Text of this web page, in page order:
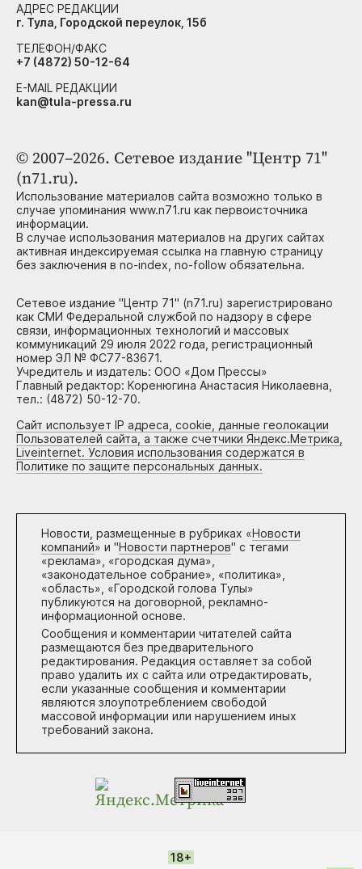
© 2007–2026. Сетевое издание "Центр 71"
(n71.ru).
Использование материалов сайта возможно только в
случае упоминания www.n71.ru как первоисточника
информации.
В случае использования материалов на других сайтах
активная индексируемая ссылка на главную страницу
без заключения в no-index, no-follow обязательна.
Сетевое издание "Центр 71" (n71.ru) зарегистрировано
как СМИ Федеральной службой по надзору в сфере
связи, информационных технологий и массовых
коммуникаций 29 июля 2022 года, регистрационный
номер ЭЛ № ФС77-83671.
Учредитель и издатель: ООО «Дом Прессы»
Главный редактор: Коренюгина Анастасия Николаевна,
тел.: (4872) 50-12-70.
Сайт использует IP адреса, cookie, данные геолокации
Пользователей сайта, а также счетчики Яндекс.Метрика,
Liveinternet. Условия использования содержатся в
Политике по защите персональных данных.
Новости, размещенные в рубриках «Новости
компаний» и "Новости партнеров" с тегами
«реклама», «городская дума»,
«законодательное собрание», «политика»,
«область», «Городской голова Тулы»
публикуются на договорной, рекламно-
информационной основе.
Сообщения и комментарии читателей сайта
размещаются без предварительного
редактирования. Редакция оставляет за собой
право удалить их с сайта или отредактировать,
если указанные сообщения и комментарии
являются злоупотреблением свободой
массовой информации или нарушением иных
требований закона.
АДРЕС РЕДАКЦИИ
г. Тула, Городской переулок, 15б
ТЕЛЕФОН/ФАКС
+7 (4872) 50-12-64
E-MAIL РЕДАКЦИИ
kan@tula-pressa.ru
18+